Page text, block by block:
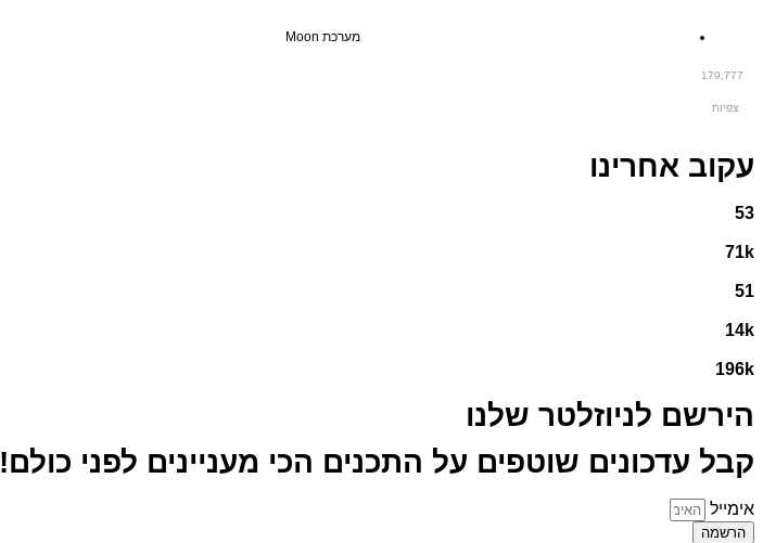
מערכת Moon
179,777
צפיות
עקוב אחרינו
53
71k
51
14k
196k
הירשם לניוזלטר שלנו
קבל עדכונים שוטפים על התכנים הכי מעניינים לפני כולם!
אימייל
הרשמה